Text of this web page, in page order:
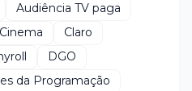
Audiência TV paga
Cinema
Claro
DGO
da Programação